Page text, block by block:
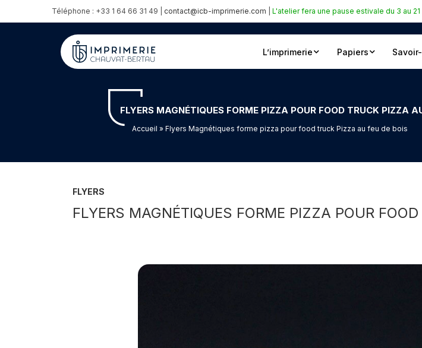
Téléphone : +33 1 64 66 31 49 | contact@icb-imprimerie.com L'atelier fera une pause estivale du 3 au 21
L’imprimerie Papiers
FLYERS MAGNÉTIQUES FORME PIZZA POUR FOOD TRUCK PIZZA
Accueil » Flyers Magnétiques forme pizza pour food truck Pizza au feu de bois
FLYERS
FLYERS MAGNÉTIQUES FORME PIZZA POUR